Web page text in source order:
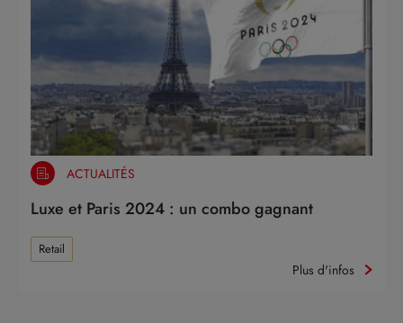
ACTUALITÉS
Luxe et Paris 2024 : un combo gagnant
Retail
Plus d'infos